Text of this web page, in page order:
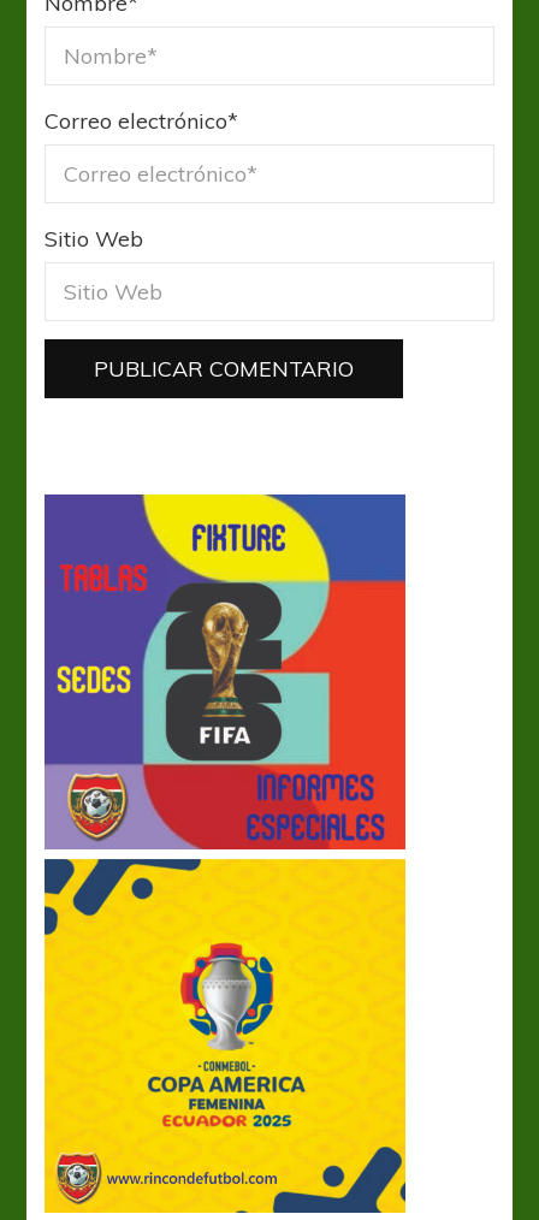
Correo electrónico*
Sitio Web